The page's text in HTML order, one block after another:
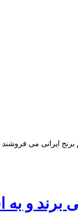
برنج ایرانی می فروشند
برند و